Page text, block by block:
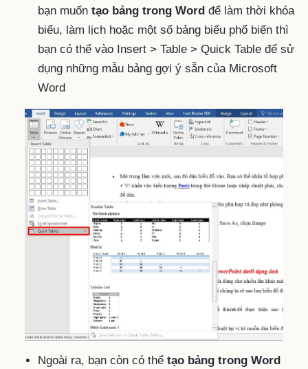
bạn muốn tạo bảng trong Word để làm thời khóa
biểu, làm lịch hoặc một số bảng biểu phổ biến thì
bạn có thể vào Insert > Table > Quick Table để sử
dụng những mẫu bảng gợi ý sẵn của Microsoft
Word
Ngoài ra, bạn còn có thể tạo bảng trong Word